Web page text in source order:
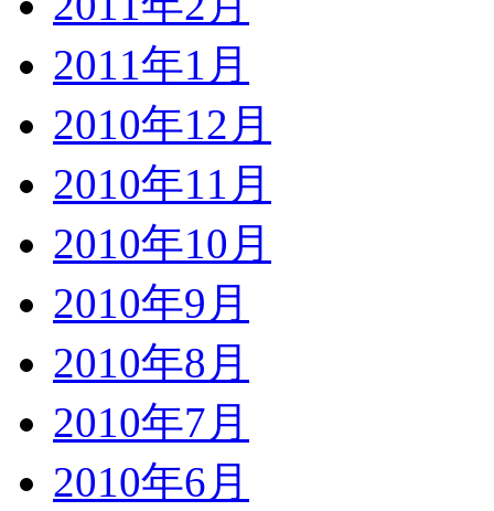
2011年1月
2010年12月
2010年11月
2010年10月
2010年9月
2010年8月
2010年7月
2010年6月